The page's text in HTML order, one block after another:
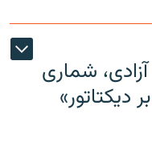
شماری
دیکتاتور»